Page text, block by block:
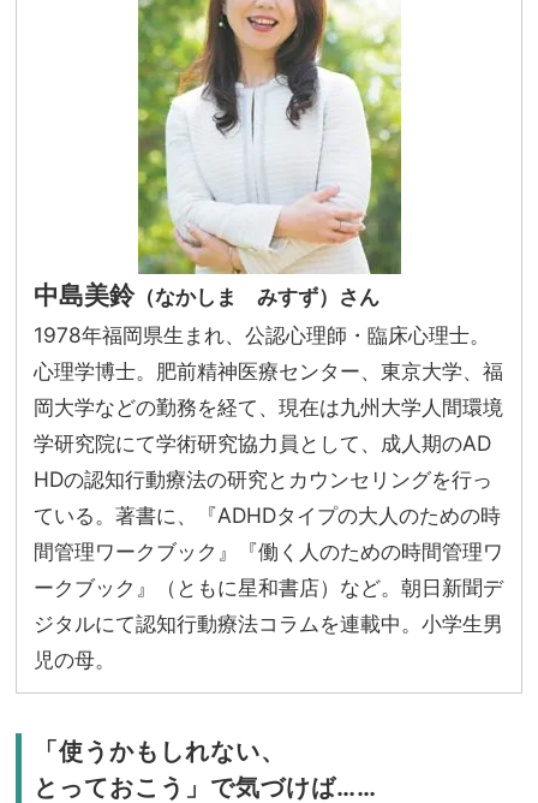
中島美鈴（なかしま みすず）さん
1978年福岡県生まれ、公認心理師・臨床心理士。
心理学博士。肥前精神医療センター、東京大学、福
岡大学などの勤務を経て、現在は九州大学人間環境
学研究院にて学術研究協力員として、成人期のAD
HDの認知行動療法の研究とカウンセリングを行っ
ている。著書に、『ADHDタイプの大人のための時
間管理ワークブック』『働く人のための時間管理ワ
ークブック』（ともに星和書店）など。朝日新聞デ
ジタルにて認知行動療法コラムを連載中。小学生男
児の母。
「使うかもしれない、
とっておこう」で気づけば……